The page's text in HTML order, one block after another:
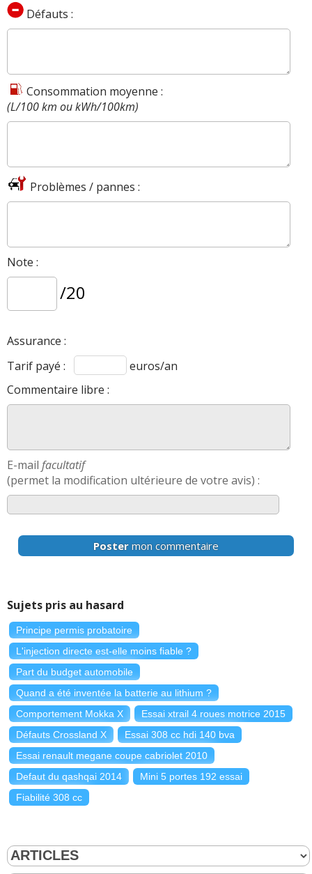
Défauts :
Consommation moyenne :
(L/100 km ou kWh/100km)
Problèmes / pannes :
Note :
/20
Assurance :
Tarif payé :
euros/an
Commentaire libre :
E-mail facultatif
(permet la modification ultérieure de votre avis) :
Poster mon commentaire
Sujets pris au hasard
Principe permis probatoire
L'injection directe est-elle moins fiable ?
Part du budget automobile
Quand a été inventée la batterie au lithium ?
Comportement Mokka X
Essai xtrail 4 roues motrice 2015
Défauts Crossland X
Essai 308 cc hdi 140 bva
Essai renault megane coupe cabriolet 2010
Defaut du qashqai 2014
Mini 5 portes 192 essai
Fiabilité 308 cc